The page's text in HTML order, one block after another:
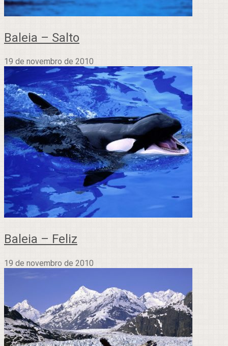
Baleia – Salto
19 de novembro de 2010
Baleia – Feliz
19 de novembro de 2010